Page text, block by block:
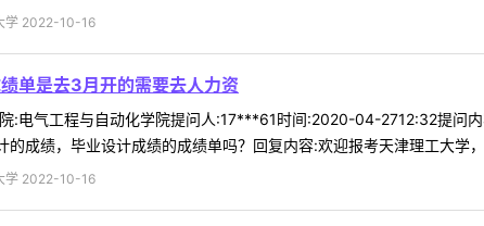
学 2022-10-16
单是去3月开的需要去人力资
:电气工程与自动化学院提问人:17***61时间:2020-04-2712:32提问
的成绩，毕业设计成绩的成绩单吗？回复内容:欢迎报考天津理工大学
学 2022-10-16